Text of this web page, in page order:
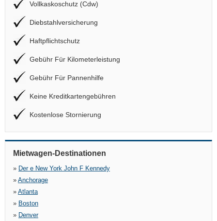
Vollkaskoschutz (Cdw)
Diebstahlversicherung
Haftpflichtschutz
Gebühr Für Kilometerleistung
Gebühr Für Pannenhilfe
Keine Kreditkartengebühren
Kostenlose Stornierung
Mietwagen-Destinationen
» Der e New York John F Kennedy
» Anchorage
» Atlanta
» Boston
» Denver